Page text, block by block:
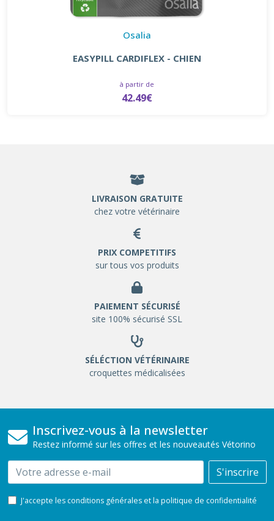
Osalia
EASYPILL CARDIFLEX - CHIEN
à partir de
42.49€
LIVRAISON GRATUITE
chez votre vétérinaire
PRIX COMPETITIFS
sur tous vos produits
PAIEMENT SÉCURISÉ
site 100% sécurisé SSL
SÉLÉCTION VÉTÉRINAIRE
croquettes médicalisées
Inscrivez-vous à la newsletter
Restez informé sur les offres et les nouveautés Vétorino
Email S'inscrire
J'accepte les conditions générales et la politique de confidentialité